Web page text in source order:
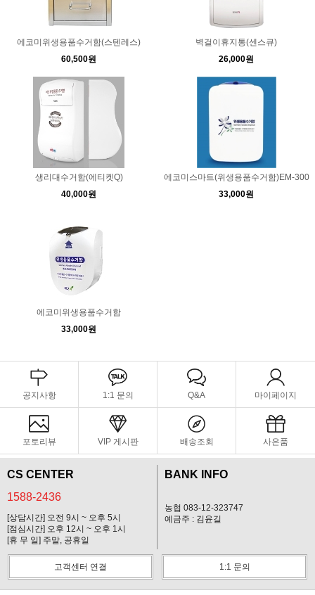
에코미위생용품수거함(스텐레스)
60,500원
벽걸이휴지통(센스큐)
26,000원
생리대수거함(에티켓Q)
40,000원
에코미스마트(위생용품수거함)EM-300
33,000원
에코미위생용품수거함
33,000원
공지사항 1:1 문의 Q&A 마이페이지
포토리뷰 VIP 게시판 배송조회 사은품
CS CENTER
1588-2436
[상담시간] 오전 9시 ~ 오후 5시
[점심시간] 오후 12시 ~ 오후 1시
[휴 무 일] 주말, 공휴일
BANK INFO
농협 083-12-323747
예금주 : 김윤길
고객센터 연결 1:1 문의